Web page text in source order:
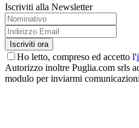
Iscriviti alla Newsletter
Ho letto, compreso ed accetto l'
Autorizzo inoltre Puglia.com srls
modulo per inviarmi